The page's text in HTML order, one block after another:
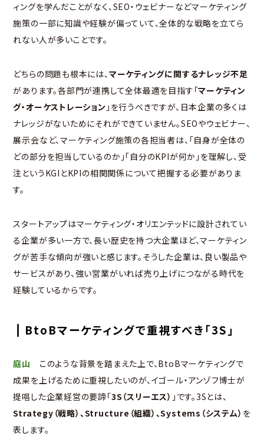
ィングを学んだことがなく、SEO・ウェビナーなどマーケティング
施策の一部に知識や経験が偏っていて、全体的な戦略を立てら
れない人が多いことです。
どちらの問題も根本には、マーケティングに関するナレッジ不足
があります。各部門が連携して全体最適を目指す「マーケティン
グ・オーケストレーション 」を行うべきですが、日本企業の多くは
ナレッジがないためにそれができていません。SEOやウェビナー、
展示会など、マーケティング施策の各担当者は、「自身が全体の
どの部分を担当しているのか」「自分のKPIが何か」を理解し、受
注というKGIとKPIの相関関係について把握する必要がありま
す。
スタートアップはマーケティング・オリエンテッドに設計されてい
る企業が多い一方で、長い歴史を持つ大企業ほど、マーケティン
グが苦手な傾向が強いと感じます。そうした企業は、良い製品や
サービスがあり、強い営業がいれば売り上げにつながる時代を
経験しているからです。
BtoBマーケティングで重視すべき「3S」
庭山 このような背景を踏まえた上で、BtoBマーケティングで
成果を上げるために重視したいのが、イゴール・アンゾフ博士が
提唱した企業経営の要諦「3S（スリーエス） 」です。3Sとは、
Strategy（戦略）、Structure（組織）、Systems（システム） を
表します。